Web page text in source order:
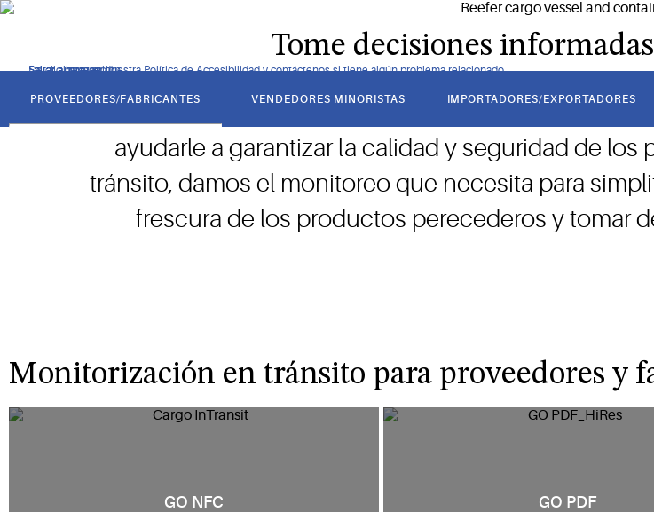
De clic para ver nuestra Política de Accesibilidad y contáctenos si tiene algún problema relacionado
Saltar a navegación
Saltar al contenido
Saltar a buscar
sectionPROVEEDORES/FABRICANTES VENDEDORES MINORISTAS IMPORTADORES/EXPORTADORES
Tome decisiones
Llevar comida fresca y segura a sus clientes es
ayudarle a garantizar la calidad y seguridad de
tránsito, damos el monitoreo que necesita para
frescura de los productos perecederos y tomar
Monitorización en tránsito para proveedores y
GO NFC GO PDF